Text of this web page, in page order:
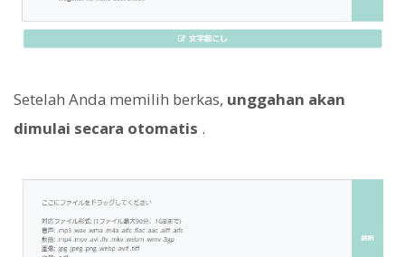
Setelah Anda memilih berkas, unggahan akan
dimulai secara otomatis .